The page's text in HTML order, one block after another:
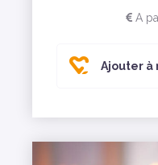
A
Ajouter à